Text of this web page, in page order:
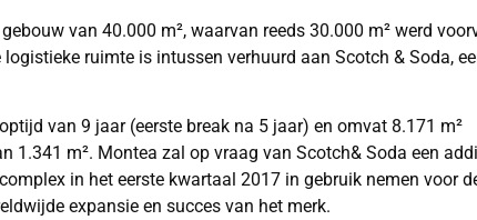
van 40.000 m², waarvan reeds 30.000 m² werd
ruimte is intussen verhuurd aan Scotch & Soda,
van 9 jaar (eerste break na 5 jaar) en omvat 8.171 m²
1.341 m². Montea zal op vraag van Scotch& Soda een
in het eerste kwartaal 2017 in gebruik nemen voor
expansie en succes van het merk.